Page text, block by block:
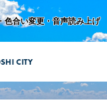
色合い変更・音声読み上げ